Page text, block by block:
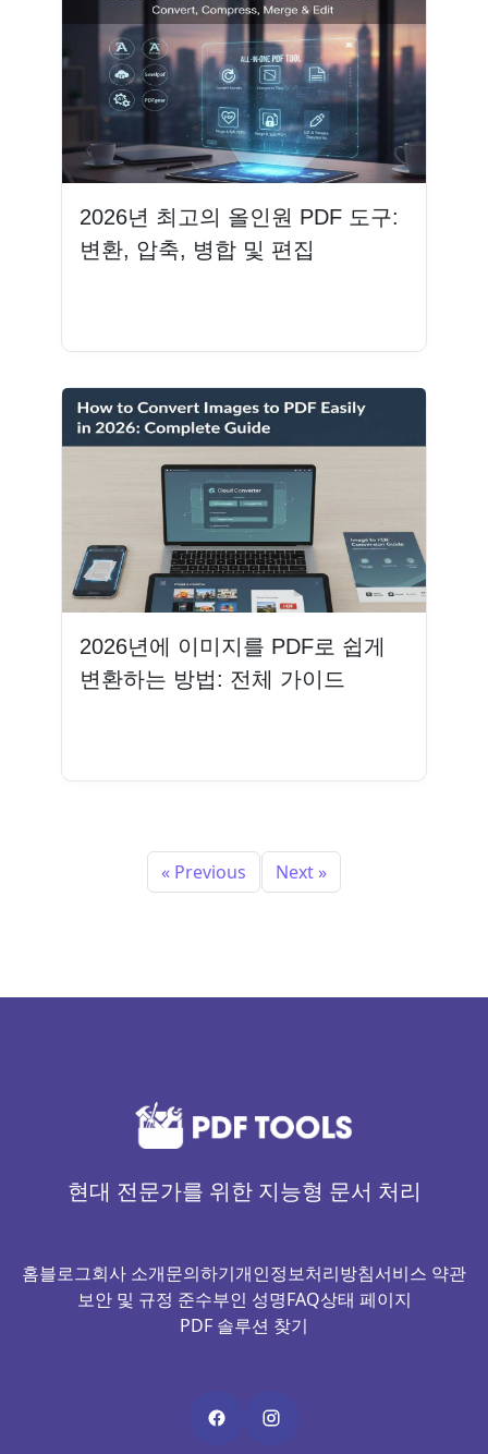
2026년 최고의 올인원 PDF 도구:
변환, 압축, 병합 및 편집
2026년에 이미지를 PDF로 쉽게
변환하는 방법: 전체 가이드
« Previous Next »
현대 전문가를 위한 지능형 문서 처리
홈블로그회사 소개문의하기개인정보처리방침서비스 약관
보안 및 규정 준수부인 성명FAQ상태 페이지
PDF 솔루션 찾기